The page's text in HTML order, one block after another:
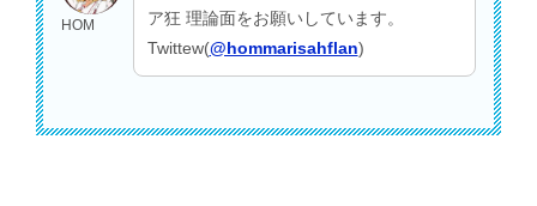
HOM
ア狂 理論面をお願いしています。
Twittew(@hommarisahflan)